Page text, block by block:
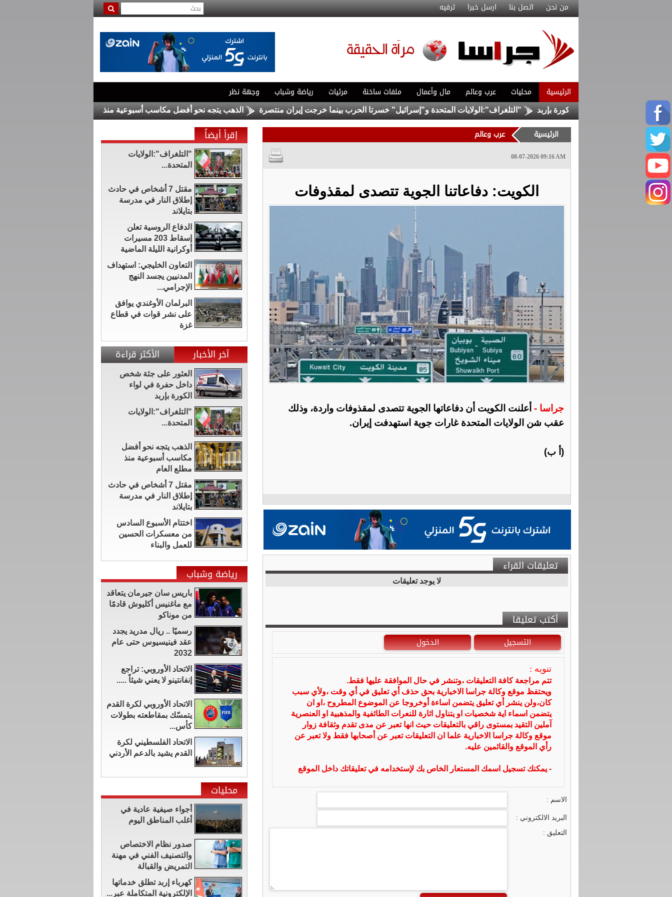
من نحن اتصل بنا ارسل خبرا ترفيه
الرئيسية محليات عرب وعالم مال وأعمال ملفات ساخنة مرئيات رياضة وشباب وجهة نظر
داخل حفرة في لواء الكورة بإربد "التلغراف":الولايات المتحدة و"إسرائيل" خسرتا الحرب بينما خرجت إيران منتصرة الذهب يتجه نحو أفضل مكاسب أسبوعية منذ مطلع العام
الرئيسية عرب وعالم
08-07-2026 09:16 AM
الكويت: دفاعاتنا الجوية تتصدى لمقذوفات
جراسا - أعلنت الكويت أن دفاعاتها الجوية تتصدى لمقذوفات واردة، وذلك
عقب شن الولايات المتحدة غارات جوية استهدفت إيران.
(أ ب)
تعليقات القراء
لا يوجد تعليقات
أكتب تعليقا
التسجيل الدخول
تنويه :
تتم مراجعة كافة التعليقات ،وتنشر في حال الموافقة عليها فقط.
ويحتفظ موقع وكالة جراسا الاخبارية بحق حذف أي تعليق في أي وقت ،ولأي سبب
كان،ولن ينشر أي تعليق يتضمن اساءة أوخروجا عن الموضوع المطروح ،او ان
يتضمن اسماء اية شخصيات او يتناول اثارة للنعرات الطائفية والمذهبية او العنصرية
آملين التقيد بمستوى راقي بالتعليقات حيث انها تعبر عن مدى تقدم وثقافة زوار
موقع وكالة جراسا الاخبارية علما ان التعليقات تعبر عن أصحابها فقط ولا تعبر عن
رأي الموقع والقائمين عليه.
- يمكنك تسجيل اسمك المستعار الخاص بك لإستخدامه في تعليقاتك داخل الموقع
الاسم :
البريد الالكتروني :
التعليق :
إقرأ أيضاً
"التلغراف":الولايات
المتحدة...
مقتل 7 أشخاص في حادث
إطلاق النار في مدرسة
بتايلاند
الدفاع الروسية تعلن
إسقاط 203 مسيرات
أوكرانية الليلة الماضية
التعاون الخليجي: استهداف
المدنيين يجسد النهج
الإجرامي...
البرلمان الأوغندي يوافق
على نشر قوات في قطاع
غزة
آخر الأخبار الأكثر قراءة
العثور على جثة شخص
داخل حفرة في لواء
الكورة بإربد
"التلغراف":الولايات
المتحدة...
الذهب يتجه نحو أفضل
مكاسب أسبوعية منذ
مطلع العام
مقتل 7 أشخاص في حادث
إطلاق النار في مدرسة
بتايلاند
اختتام الأسبوع السادس
من معسكرات الحسين
للعمل والبناء
رياضة وشباب
باريس سان جيرمان يتعاقد
مع ماغنيس أكليوش قادمًا
من موناكو
رسميًا .. ريال مدريد يجدد
عقد فينيسيوس حتى عام
2032
الاتحاد الأوروبي: تراجع
إنفانتينو لا يعني شيئاً .....
الاتحاد الأوروبي لكرة القدم
يتمسّك بمقاطعته بطولات
كأس...
الاتحاد الفلسطيني لكرة
القدم يشيد بالدعم الأردني
محليات
أجواء صيفية عادية في
أغلب المناطق اليوم
صدور نظام الاختصاص
والتصنيف الفني في مهنة
التمريض والقبالة
كهرباء إربد تطلق خدماتها
الإلكترونية المتكاملة عبر...